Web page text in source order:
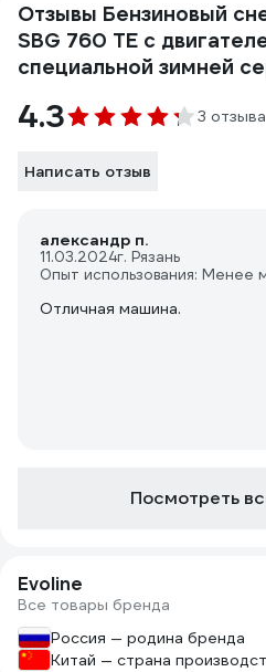
Отзывы Бензиновый
SBG 760 TE с
специальной зимней
4.3 3 отзыва
Написать отзыв
александр п.
11.03.2024г. Рязань
Опыт использования: Менее
Отличная машина.
Посмотреть
Evoline
Все товары бренда
Россия — родина бренда
Китай — страна